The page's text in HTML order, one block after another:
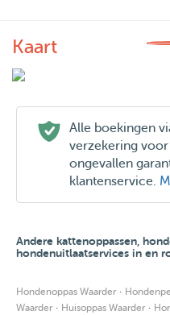
Kaart
Alle boekingen
verzekering voor
ongevallen
klantenservice.
Andere kattenoppassen,
hondenuitlaatservices in en
Hondenoppas Waarder ·
Waarder · Huisoppas Waarder ·